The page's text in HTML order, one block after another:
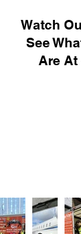
Watch
See
Are At